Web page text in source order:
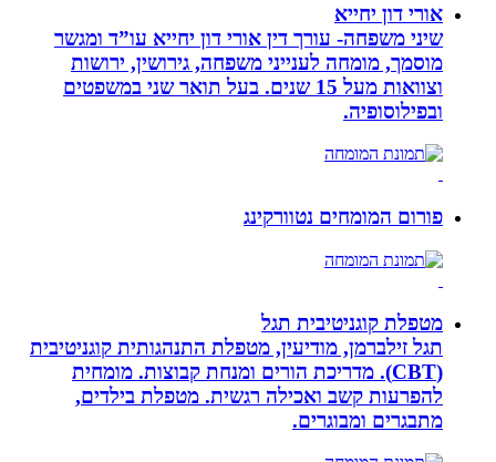
אורי דון יחייא
שיני משפחה- עורך דין אורי דון יחייא עו”ד ומגשר
מוסמך, מומחה לענייני משפחה, גירושין, ירושות
וצוואות מעל 15 שנים. בעל תואר שני במשפטים
ובפילוסופיה.
פורום המומחים נטוורקינג
מטפלת קוגניטיבית תגל
תגל זילברמן, מודיעין, מטפלת התנהגותית קוגניטיבית
(CBT). מדריכת הורים ומנחת קבוצות. מומחית
להפרעות קשב ואכילה רגשית. מטפלת בילדים,
מתבגרים ומבוגרים.